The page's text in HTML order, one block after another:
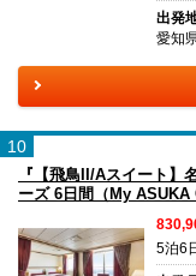
出発
愛知
10
『【飛鳥II/Aスイート】
ーズ 6日間（My ASUKA
5泊6